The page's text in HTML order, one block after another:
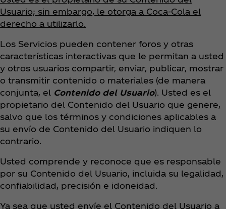
Usuario; sin embargo, le otorga a Coca‑Cola el
derecho a utilizarlo.
Los Servicios pueden contener foros y otras
características interactivas que le permitan a usted
y otros usuarios compartir, enviar, publicar, mostrar
o transmitir contenido o materiales (de manera
conjunta, el Contenido del Usuario). Usted es el
propietario del Contenido del Usuario que genere,
salvo que los términos y condiciones aplicables a
su envío de Contenido del Usuario indiquen lo
contrario.
Usted comprende y reconoce que es responsable
por su Contenido del Usuario, incluida su legalidad,
confiabilidad, precisión e idoneidad.
Ya sea que usted envíe el Contenido del Usuario a